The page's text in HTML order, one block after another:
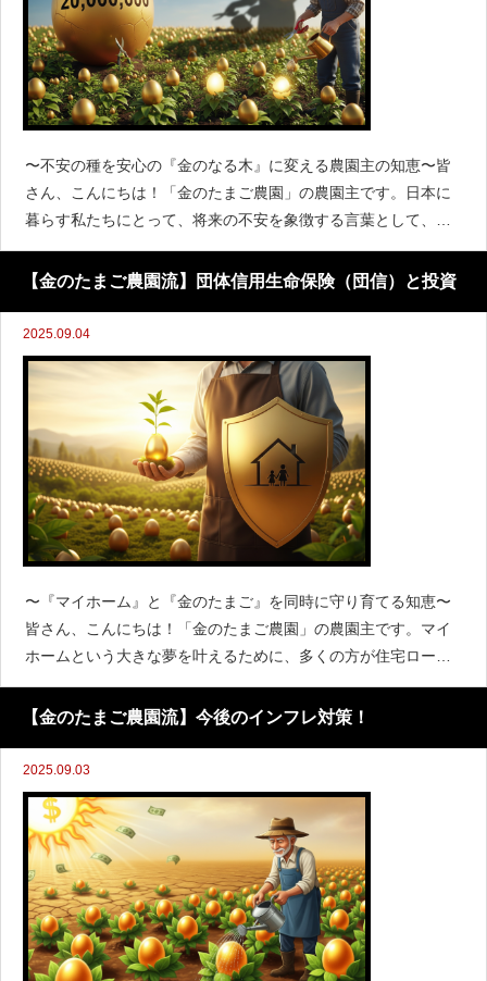
〜不安の種を安心の『金のなる木』に変える農園主の知恵〜皆
さん、こんにちは！「金のたまご農園」の農園主です。日本に
暮らす私たちにとって、将来の不安を象徴する言葉として、
「老後2000万円問題」という言葉を一度は耳にしたことがある
のではないでしょうか。これは、金融庁が2019年
【金のたまご農園流】団体信用生命保険（団信）と投資
2025.09.04
〜『マイホーム』と『金のたまご』を同時に守り育てる知恵〜
皆さん、こんにちは！「金のたまご農園」の農園主です。マイ
ホームという大きな夢を叶えるために、多くの方が住宅ローン
を組まれています。そして、その住宅ローンと切っても切り離
せないのが、団体信用生命保険（団信）です。「団体信
【金のたまご農園流】今後のインフレ対策！
2025.09.03